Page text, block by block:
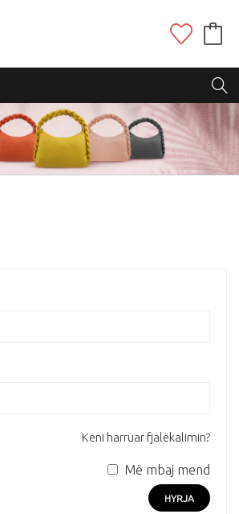
Keni harruar fjalëkalimin?
Më mbaj mend
HYRJA